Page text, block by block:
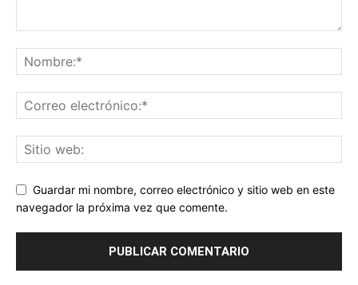
Guardar mi nombre, correo electrónico y sitio web en este
navegador la próxima vez que comente.